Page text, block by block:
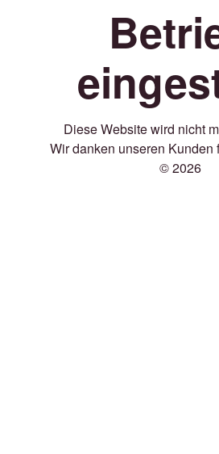
Diese Website wird nicht
Wir danken unseren Kunden
© 2026